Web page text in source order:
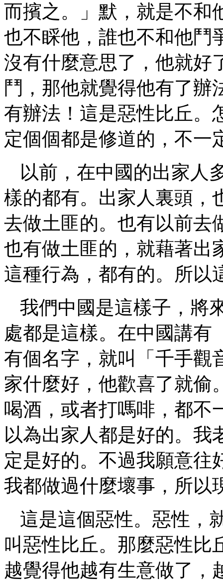
而擯之。」默，就是不和
也不睬他，誰也不和他鬥
沒有什麼意思了，他就好
鬥，那他就覺得他有了辦
有辦法！這是惡性比丘。
定個個都是修道的，不一
以前，在中國的出家人
樣的都有。出家人裏頭，
去做土匪的。也有以前去
也有做土匪的，就藉著出
這種行為，都有的。所以
我們中國是這樣子，將
處都是這樣。在中國講有
有個名字，就叫「千手觀
家什麼好，他歡喜了就偷
喝酒，或者打嗎啡，都不
以為出家人都是好的。我
定是好的。不過我願意往
我都做過什麼壞事，所以
這是這個惡性。惡性，
叫惡性比丘。那麼惡性比
越覺得他越有生意做了，